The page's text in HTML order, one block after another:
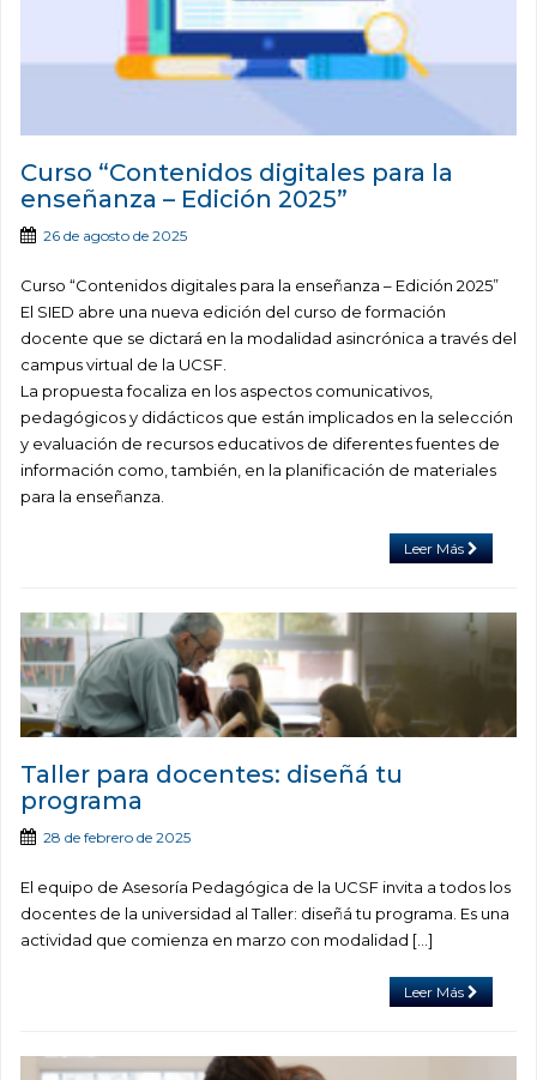
Curso “Contenidos digitales para la
enseñanza – Edición 2025”
26 de agosto de 2025
Curso “Contenidos digitales para la enseñanza – Edición 2025”
El SIED abre una nueva edición del curso de formación
docente que se dictará en la modalidad asincrónica a través del
campus virtual de la UCSF.
La propuesta focaliza en los aspectos comunicativos,
pedagógicos y didácticos que están implicados en la selección
y evaluación de recursos educativos de diferentes fuentes de
información como, también, en la planificación de materiales
para la enseñanza.
Leer Más
Taller para docentes: diseñá tu
programa
28 de febrero de 2025
El equipo de Asesoría Pedagógica de la UCSF invita a todos los
docentes de la universidad al Taller: diseñá tu programa. Es una
actividad que comienza en marzo con modalidad […]
Leer Más